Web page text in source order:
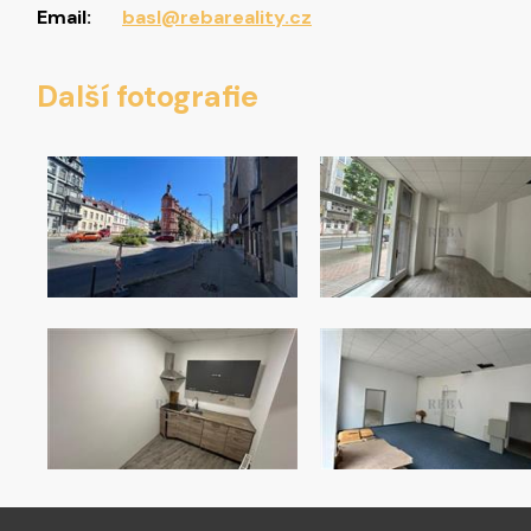
Email: basl@rebareality.cz
Další fotografie